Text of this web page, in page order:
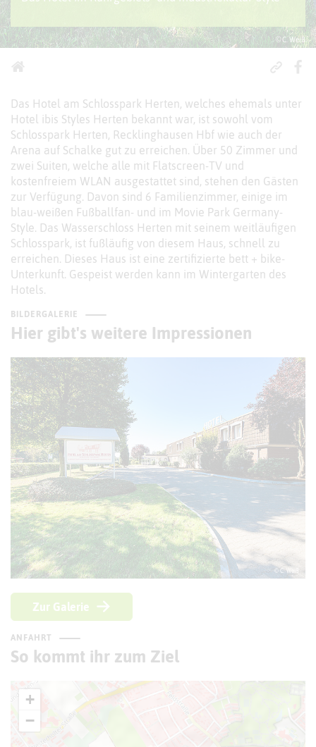
© C. Weiß
Das Hotel am Schlosspark Herten, welches ehemals unter
Hotel ibis Styles Herten bekannt war, ist sowohl vom
Schlosspark Herten, Recklinghausen Hbf wie auch der
Arena auf Schalke gut zu erreichen. Über 50 Zimmer und
zwei Suiten, welche alle mit Flatscreen-TV und
kostenfreiem WLAN ausgestattet sind, stehen den Gästen
zur Verfügung. Davon sind 6 Familienzimmer, einige im
blau-weißen Fußballfan- und im Movie Park Germany-
Style. Das Wasserschloss Herten mit seinem weitläufigen
Schlosspark, ist fußläufig von diesem Haus, schnell zu
erreichen. Dieses Haus ist eine zertifizierte bett + bike-
Unterkunft. Gespeist werden kann im Wintergarten des
Hotels.
BILDERGALERIE
Hier gibt's weitere Impressionen
© C. Weiß
Zur Galerie
ANFAHRT
So kommt ihr zum Ziel
+
−